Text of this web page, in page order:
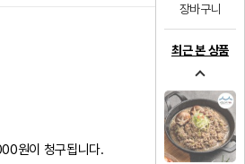
장바구니
최근 본 상품
원이 청구됩니다.